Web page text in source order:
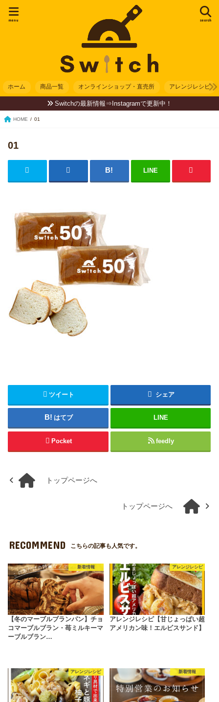
search
menu
ホーム 商品一覧 オンラインショップ・直売所 アレンジレシピ
Switchの最新情報⇒Instagramで更新中！
HOME 01
01
LINE
ツイート シェア
はてブ LINE
Pocket feedly
トップページへ
トップページへ
RECOMMEND こちらの記事も人気です。
新着情報
【冬のマーブルブランパン】チョ
コマーブルブラン・苺ミルキーマ
ーブルブラン…
アレンジレシピ
アレンジレシピ【甘じょっぱい超
アメリカン味！エルビスサンド】
アレンジレシピ 新着情報